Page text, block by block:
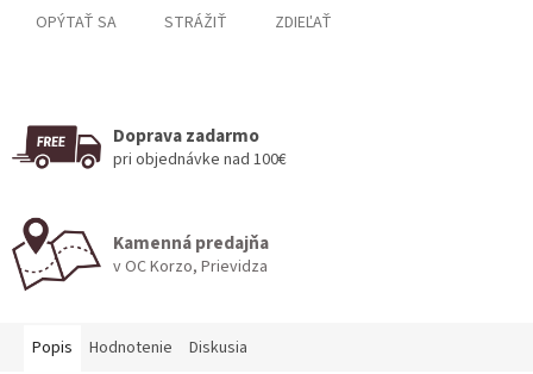
OPÝTAŤ SA STRÁŽIŤ ZDIEĽAŤ
Doprava zadarmo
pri objednávke nad 100€
Kamenná predajňa
v OC Korzo, Prievidza
Popis Hodnotenie Diskusia